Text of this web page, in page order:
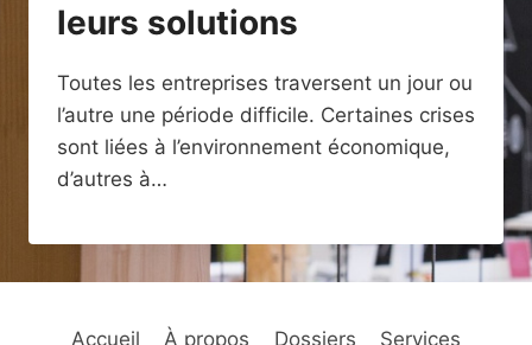
leurs solutions
Toutes les entreprises traversent un jour ou
l’autre une période difficile. Certaines crises
sont liées à l’environnement économique,
d’autres à…
Accueil À propos Dossiers Services